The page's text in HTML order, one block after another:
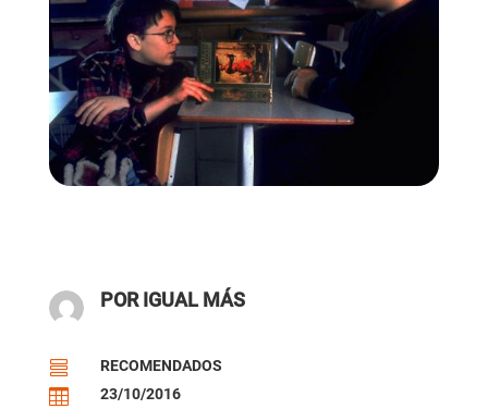
POR IGUAL MÁS
 RECOMENDADOS
 23/10/2016